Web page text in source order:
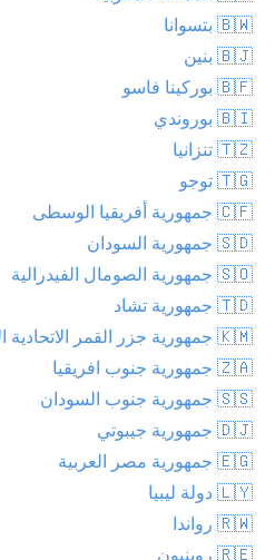
🇧🇼 بتسوانا
🇧🇯 بنين
🇧🇫 بوركينا فاسو
🇧🇮 بوروندي
🇹🇿 تنزانيا
🇹🇬 توجو
🇨🇫 جمهورية أفريقيا الوسطى
🇸🇩 جمهورية السودان
🇸🇴 جمهورية الصومال الفيدرالية
🇹🇩 جمهورية تشاد
🇰🇲 جمهورية جزر القمر الاتحادية الإسلامية
🇿🇦 جمهورية جنوب افريقيا
🇸🇸 جمهورية جنوب السودان
🇩🇯 جمهورية جيبوتي
🇪🇬 جمهورية مصر العربية
🇱🇾 دولة ليبيا
🇷🇼 رواندا
🇷🇪 روينيون